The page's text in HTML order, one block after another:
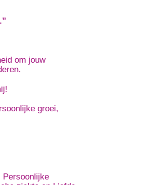
om jouw
groei,
Persoonlijke